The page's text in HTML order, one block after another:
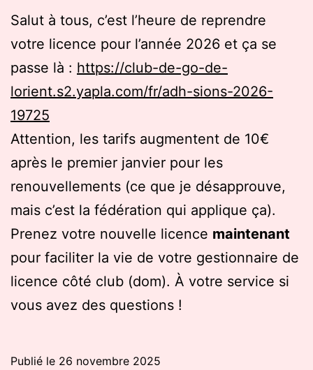
Salut à tous, c’est l’heure de reprendre
votre licence pour l’année 2026 et ça se
passe là : https://club-de-go-de-
lorient.s2.yapla.com/fr/adh-sions-2026-
19725
Attention, les tarifs augmentent de 10€
après le premier janvier pour les
renouvellements (ce que je désapprouve,
mais c’est la fédération qui applique ça).
Prenez votre nouvelle licence maintenant
pour faciliter la vie de votre gestionnaire de
licence côté club (dom). À votre service si
vous avez des questions !
Publié le 26 novembre 2025